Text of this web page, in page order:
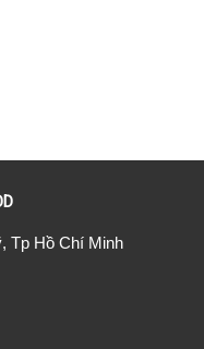
Tp Hồ Chí Minh